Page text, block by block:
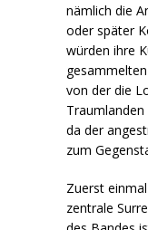
nämlich die
oder später
würden ihre
von der die
da der
zum
Zuerst
zentrale